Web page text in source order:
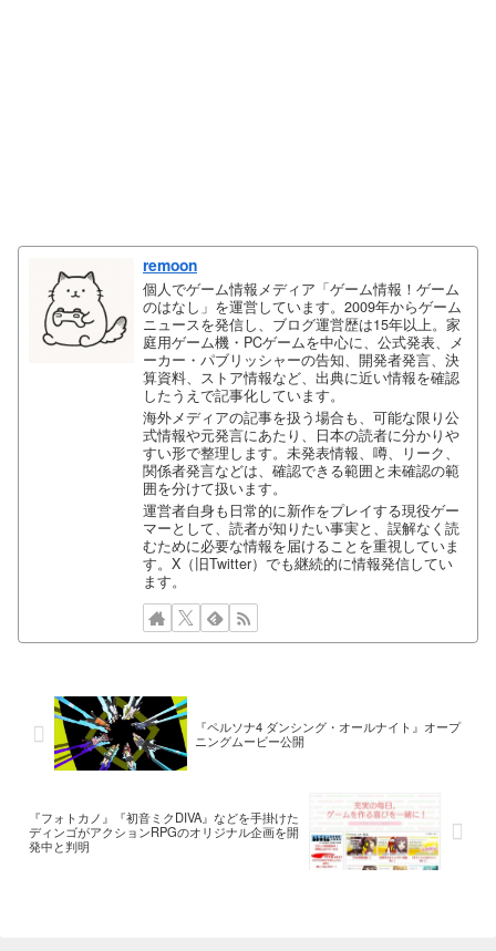
remoon
個人でゲーム情報メディア「ゲーム情報！ゲーム
のはなし」を運営しています。2009年からゲーム
ニュースを発信し、ブログ運営歴は15年以上。家
庭用ゲーム機・PCゲームを中心に、公式発表、メ
ーカー・パブリッシャーの告知、開発者発言、決
算資料、ストア情報など、出典に近い情報を確認
したうえで記事化しています。
海外メディアの記事を扱う場合も、可能な限り公
式情報や元発言にあたり、日本の読者に分かりや
すい形で整理します。未発表情報、噂、リーク、
関係者発言などは、確認できる範囲と未確認の範
囲を分けて扱います。
運営者自身も日常的に新作をプレイする現役ゲー
マーとして、読者が知りたい事実と、誤解なく読
むために必要な情報を届けることを重視していま
す。X（旧Twitter）でも継続的に情報発信してい
ます。
『ペルソナ4 ダンシング・オールナイト』オープ
ニングムービー公開
『フォトカノ』『初音ミクDIVA』などを手掛けた
ディンゴがアクションRPGのオリジナル企画を開
発中と判明